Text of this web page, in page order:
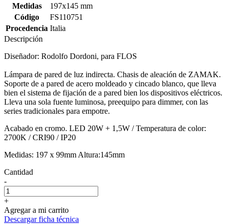
Medidas
197x145 mm
Código
FS110751
Procedencia Italia
Descripción
Diseñador: Rodolfo Dordoni, para FLOS
Lámpara de pared de luz indirecta. Chasis de aleación de ZAMAK.
Soporte de a pared de acero moldeado y cincado blanco, que lleva
bien el sistema de fijación de a pared bien los dispositivos eléctricos.
Lleva una sola fuente luminosa, preequipo para dimmer, con las
series tradicionales para empotre.
Acabado en cromo. LED 20W + 1,5W / Temperatura de color:
2700K / CRI90 / IP20
Medidas: 197 x 99mm Altura:145mm
Cantidad
-
+
Agregar a mi carrito
Descargar ficha técnica